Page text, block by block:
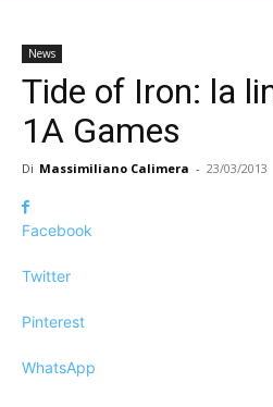
News
Tide of Iron: la
1A Games
Di Massimiliano Calimera - 23/03/2013
Facebook
Twitter
Pinterest
WhatsApp